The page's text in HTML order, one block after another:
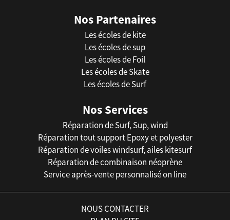
Nos Partenaires
Les écoles de kite
Les écoles de sup
Les écoles de Foil
Les écoles de Skate
Les écoles de Surf
Nos Services
Réparation de Surf, Sup, wind
Réparation tout support Epoxy et polyester
Réparation de voiles windsurf, ailes kitesurf
Réparation de combinaison néoprène
Service après-vente personnalisé on line
NOUS CONTACTER